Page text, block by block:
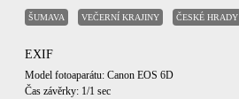
ŠUMAVA VEČERNÍ KRAJINY ČESKÉ HRADY
EXIF
Model fotoaparátu: Canon EOS 6D
Čas závěrky: 1/1 sec